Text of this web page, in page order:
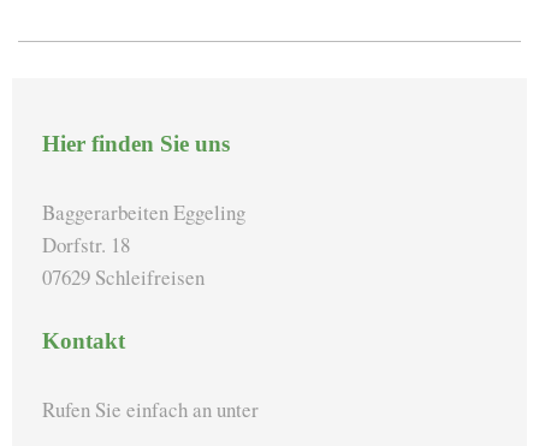
Hier finden Sie uns
Baggerarbeiten Eggeling
Dorfstr. 18
07629 Schleifreisen
Kontakt
Rufen Sie einfach an unter